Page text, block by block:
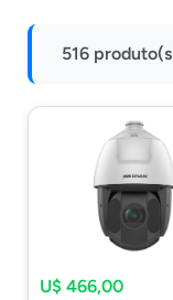
516
U$ 466,00